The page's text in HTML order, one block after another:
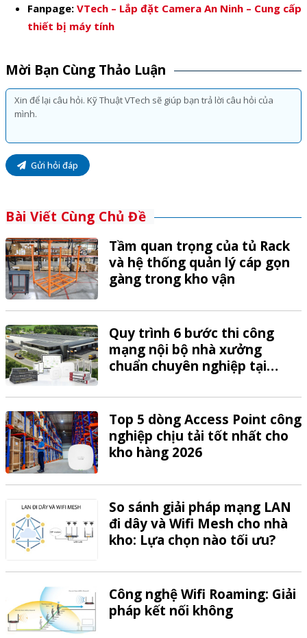
Fanpage: VTech – Lắp đặt Camera An Ninh – Cung cấp
thiết bị máy tính
Mời Bạn Cùng Thảo Luận
Gửi hỏi đáp
Bài Viết Cùng Chủ Đề
Tầm quan trọng của tủ Rack
và hệ thống quản lý cáp gọn
gàng trong kho vận
Quy trình 6 bước thi công
mạng nội bộ nhà xưởng
chuẩn chuyên nghiệp tại
Top 5 dòng Access Point công
nghiệp chịu tải tốt nhất cho
kho hàng 2026
So sánh giải pháp mạng LAN
đi dây và Wifi Mesh cho nhà
kho: Lựa chọn nào tối ưu?
Công nghệ Wifi Roaming: Giải
pháp kết nối không